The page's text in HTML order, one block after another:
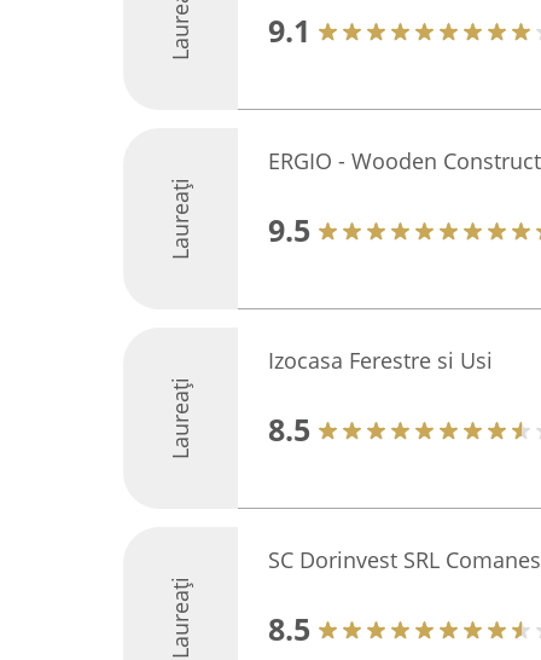
Laureați 9.1
Laureați
ERGIO - Wooden
9.5
Laureați
Izocasa Ferestre si Usi
8.5
Laureați
SC Dorinvest SRL
8.5